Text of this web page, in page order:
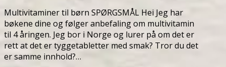
Multivitaminer til børn SPØRGSMÅL Hei Jeg har
bøkene dine og følger anbefaling om multivitamin
til 4 åringen. Jeg bor i Norge og lurer på om det er
rett at det er tyggetabletter med smak? Tror du det
er samme innhold?…